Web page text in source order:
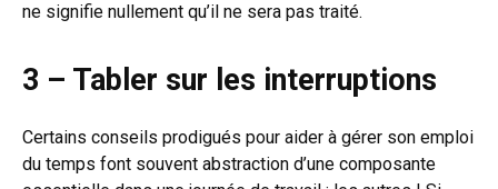
ne signifie nullement qu’il ne sera pas traité.
3 – Tabler sur les interruptions
Certains conseils prodigués pour aider à gérer son emploi
du temps font souvent abstraction d’une composante